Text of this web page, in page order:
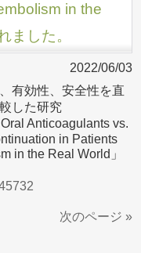
in the
ました。
2022/06/03
有効性、安全性を直
した研究
Anticoagulants vs.
in Patients
in the Real World」
次のページ »